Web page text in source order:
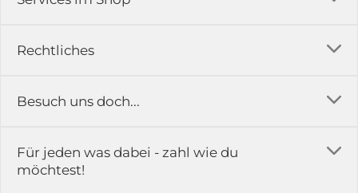
Rechtliches
Impressum
Rückgabe & Reklamation
Versandkosten
Erfahrungsberichte & Bewertungen
Kontakt
Besuch uns doch...
in der Ausstellung...
Für jeden was dabei - zahl wie du
möchtest!